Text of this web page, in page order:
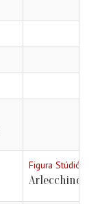
Figura Stúdió
Arlecchino